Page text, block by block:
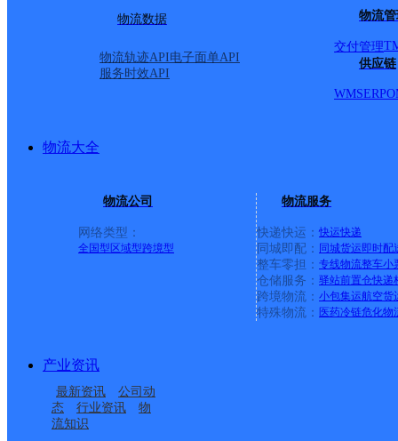
物流数据
物流轨迹API电子面单API
服务时效API
物流
交付管理
供应链
WMSERP
物流大全
物流公司
网络类型：
全国型 区域型跨境型
物流服务
快递快运： 快运快递
同城即配： 同城货运即时配
整车零担： 专线物流整车小
仓储服务： 驿站前置仓快递
跨境物流： 小包集运航空货
特殊物流： 医药冷链危化物
产业资讯
最新资讯
公司动
态
行业资讯
物
流知识
呼和浩特市仕奇
圆通速递 更多号码
地址
派送范围:大学西路以南
呼和浩特市融桥
更多号码地址
派送范围:展览馆东路以
至新华东街已南，乔华